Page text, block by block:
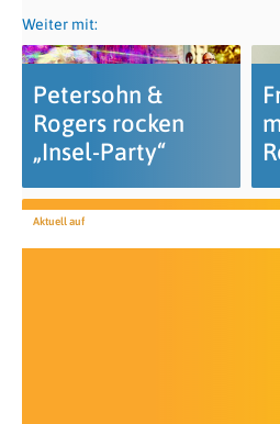
Weiter mit:
Petersohn &
Rogers rocken
„Insel-Party“
Aktuell auf